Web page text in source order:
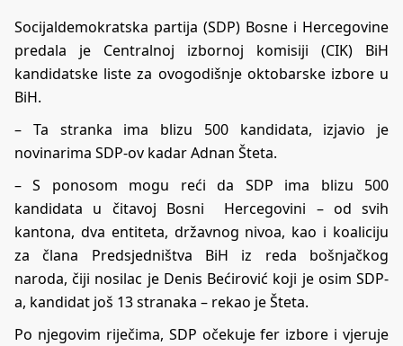
Socijaldemokratska partija (SDP) Bosne i Hercegovine
predala je Centralnoj izbornoj komisiji (CIK) BiH
kandidatske liste za ovogodišnje oktobarske izbore u
BiH.
– Ta stranka ima blizu 500 kandidata, izjavio je
novinarima SDP-ov kadar Adnan Šteta.
– S ponosom mogu reći da SDP ima blizu 500
kandidata u čitavoj Bosni Hercegovini – od svih
kantona, dva entiteta, državnog nivoa, kao i koaliciju
za člana Predsjedništva BiH iz reda bošnjačkog
naroda, čiji nosilac je Denis Bećirović koji je osim SDP-
a, kandidat još 13 stranaka – rekao je Šteta.
Po njegovim riječima, SDP očekuje fer izbore i vjeruje